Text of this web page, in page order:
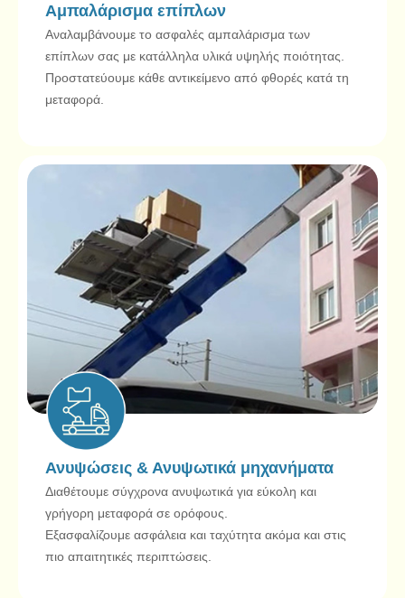
Αμπαλάρισμα επίπλων
Αναλαμβάνουμε το ασφαλές αμπαλάρισμα των
επίπλων σας με κατάλληλα υλικά υψηλής ποιότητας.
Προστατεύουμε κάθε αντικείμενο από φθορές κατά τη
μεταφορά.
Ανυψώσεις & Ανυψωτικά μηχανήματα
Διαθέτουμε σύγχρονα ανυψωτικά για εύκολη και
γρήγορη μεταφορά σε ορόφους.
Εξασφαλίζουμε ασφάλεια και ταχύτητα ακόμα και στις
πιο απαιτητικές περιπτώσεις.